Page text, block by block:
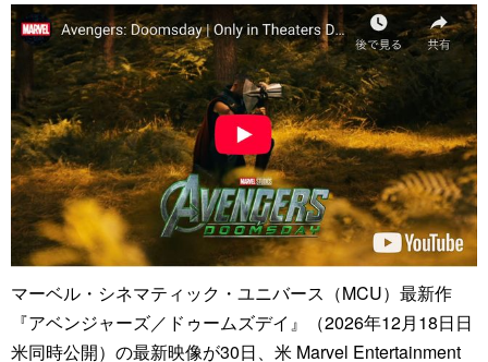
マーベル・シネマティック・ユニバース（MCU）最新作
『アベンジャーズ／ドゥームズデイ』（2026年12月18日日
米同時公開）の最新映像が30日、米 Marvel Entertainment